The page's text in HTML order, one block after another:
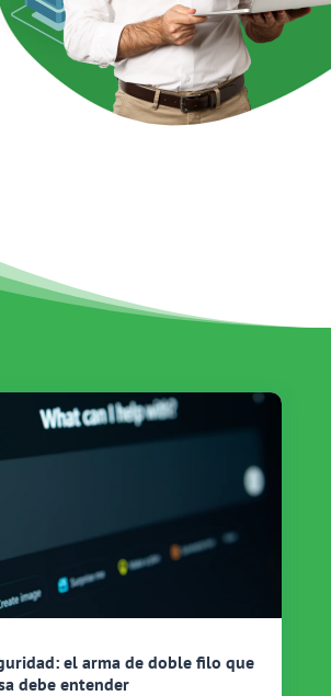
el arma de doble filo que
debe entender